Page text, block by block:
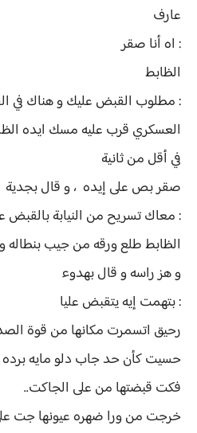
عارف
: اه أنا صقر
الظابط
: مطلوب القبض عليك و هناك في
العسكري قرب عليه مسك ايده
في أقل من ثانية
صقر بص على إيده ، و قال بجدية
: معاك تسريح من النيابة بالقبض
الظابط طلع ورقه من جيب
و هز راسه و قال بهدوء
: بتهمت إيه يتقبض عليا
رحيق اتسمرت مكانها من قوة
حسيت كأن حد جاب دلو مايه برده ،
فكت قبضتها من على الجاكت..
خرجت من ورا ضهره عيونها جت